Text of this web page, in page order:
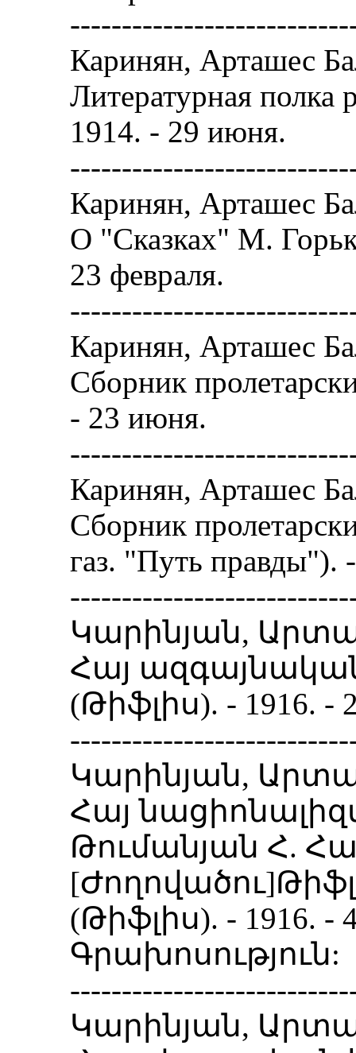
Каринян, Арташес
Литературная полка
1914. - 29 июня.
Каринян, Арташес
О "Сказках" М.
23 февраля.
Каринян, Арташес
Сборник
- 23 июня.
Каринян, Арташес
Сборник
газ. "Путь
Կարինյան,
Հայ
(Թիֆլիս). - 1916.
Կարինյան,
Հայ
Թումանյան Հ.
(Թիֆլիս). - 1916.
Գրախոսություն:
Կարինյան,